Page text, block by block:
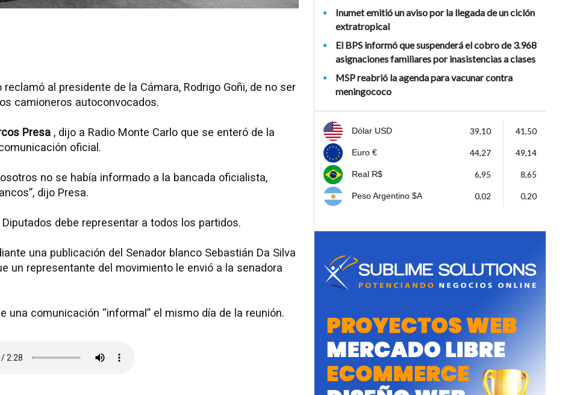
al presidente de la Cámara, Rodrigo Goñi, de no ser
camioneros autoconvocados.
Presa , dijo a Radio Monte Carlo que se enteró de la
oficial.
no se había informado a la bancada oficialista,
dijo Presa.
debe representar a todos los partidos.
una publicación del Senador blanco Sebastián Da Silva
un representante del movimiento le envió a la senadora
una comunicación “informal” el mismo día de la reunión.
Inumet emitió un aviso por la llegada de un ciclón
extratropical
El BPS informó que suspenderá el cobro de 3.968
asignaciones familiares por inasistencias a clases
MSP reabrió la agenda para vacunar contra
meningococo
Dólar USD 39,10 41,50
Euro € 44,27 49,14
Real R$ 6,95 8,65
Peso Argentino $A 0,02 0,20